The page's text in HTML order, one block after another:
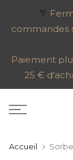
au
🌴
commandes
Paiement
25 €
Accueil